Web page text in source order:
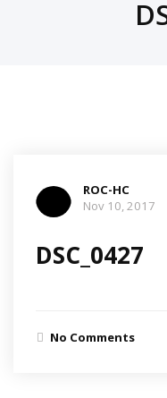
ROC-HC
Nov 10, 2017
DSC_0427
No Comments